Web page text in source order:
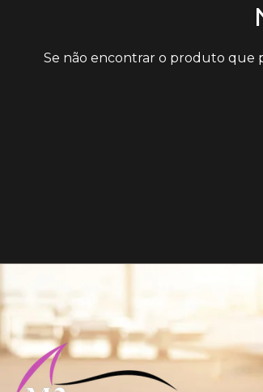
Se não encontrar o produto que